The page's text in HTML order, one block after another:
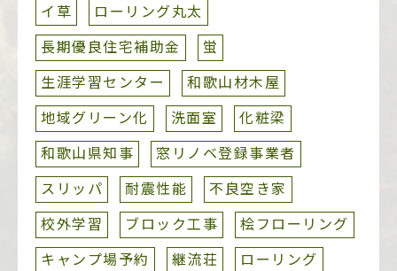
イ草
ローリング丸太
長期優良住宅補助金
蛍
生涯学習センター
和歌山材木屋
地域グリーン化
洗面室
化粧梁
和歌山県知事
窓リノベ登録事業者
スリッパ
耐震性能
不良空き家
校外学習
ブロック工事
桧フローリング
キャンプ場予約
継流荘
ローリング